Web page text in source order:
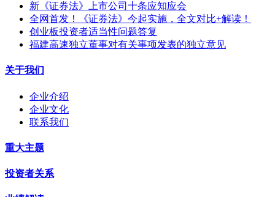
新《证券法》上市公司十条应知应会
全网首发！《证券法》今起实施，全文对比+解读！
创业板投资者适当性问题答复
福建高速独立董事对有关事项发表的独立意见
关于我们
企业介绍
企业文化
联系我们
重大主题
投资者关系